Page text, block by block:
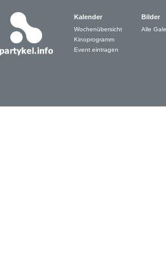
Kalender
Wochenübersicht
Kinoprogramm
Event eintragen
Bilder
Alle